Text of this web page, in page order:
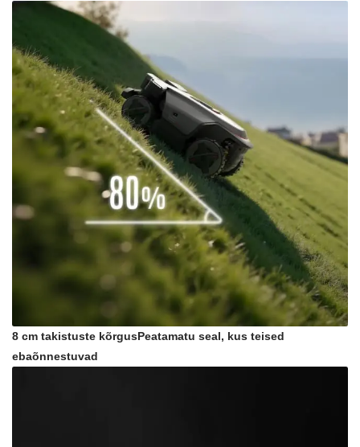
8 cm takistuste kõrgusPeatamatu seal, kus teised
ebaõnnestuvad